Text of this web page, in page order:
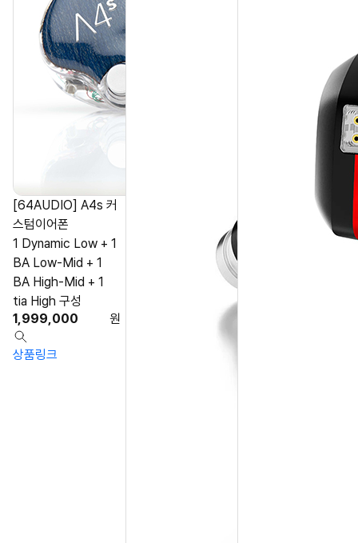
[64AUDIO] A4s 커
스텀이어폰
1 Dynamic Low + 1
BA Low-Mid + 1
BA High-Mid + 1
tia High 구성
1,999,000
원
상품링크